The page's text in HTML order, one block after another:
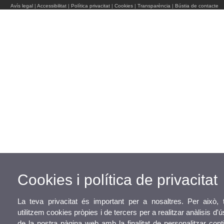
Avís legal| Accessibilitat| Política privacitat| Cookies| Transparència| Bústia de contacte
Cookies i política de privacitat
La teva privacitat és important per a nosaltres. Per això,
utilitzem cookies pròpies i de tercers per a realitzar anàlisis